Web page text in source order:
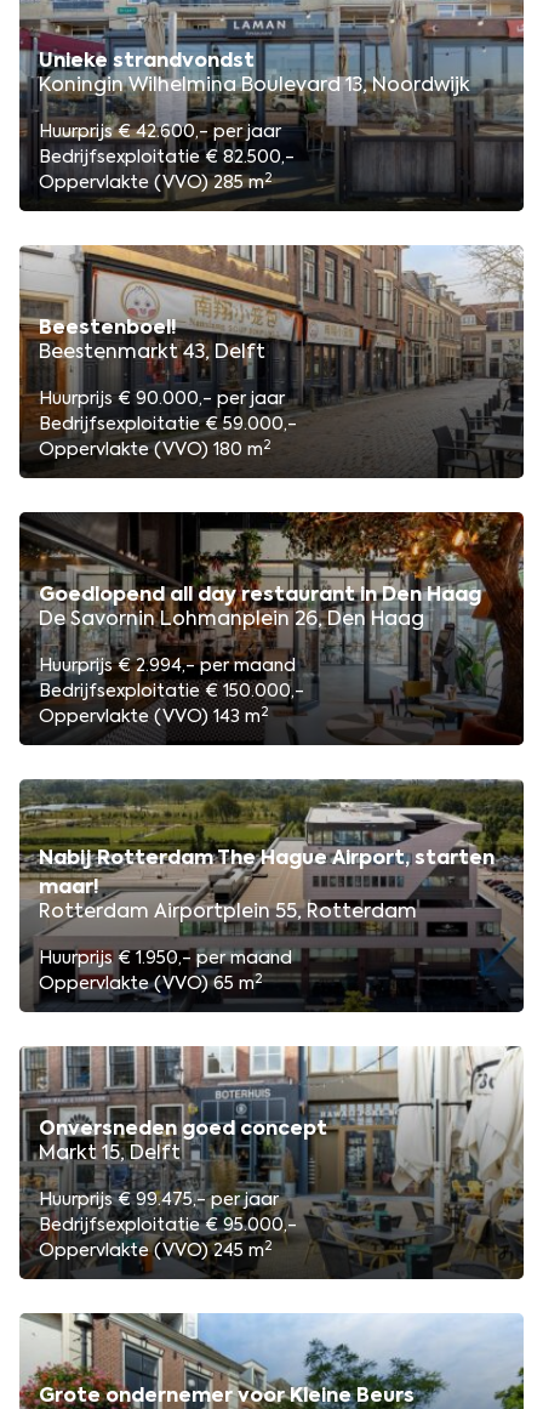
Unieke strandvondst
Koningin Wilhelmina Boulevard 13, Noordwijk
Huurprijs € 42.600,- per jaar
Bedrijfsexploitatie € 82.500,-
Oppervlakte (VVO) 285 m2
Beestenboel!
Beestenmarkt 43, Delft
Huurprijs € 90.000,- per jaar
Bedrijfsexploitatie € 59.000,-
Oppervlakte (VVO) 180 m2
Goedlopend all day restaurant in Den Haag
De Savornin Lohmanplein 26, Den Haag
Huurprijs € 2.994,- per maand
Bedrijfsexploitatie € 150.000,-
Oppervlakte (VVO) 143 m2
Nabij Rotterdam The Hague Airport, starten
maar!
Rotterdam Airportplein 55, Rotterdam
Huurprijs € 1.950,- per maand
Oppervlakte (VVO) 65 m2
Onversneden goed concept
Markt 15, Delft
Huurprijs € 99.475,- per jaar
Bedrijfsexploitatie € 95.000,-
Oppervlakte (VVO) 245 m2
Grote ondernemer voor Kleine Beurs